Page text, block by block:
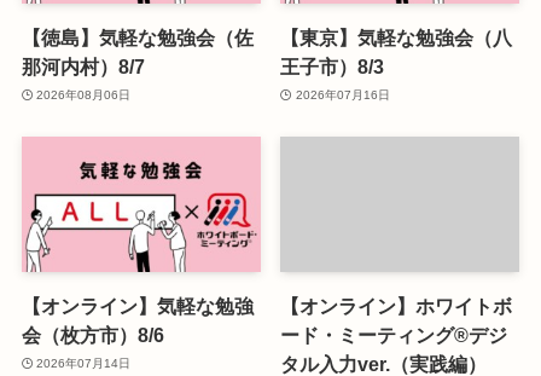
【徳島】気軽な勉強会（佐
那河内村）8/7
2026年08月06日
【東京】気軽な勉強会（八
王子市）8/3
2026年07月16日
【オンライン】気軽な勉強
会（枚方市）8/6
2026年07月14日
【オンライン】ホワイトボ
ード・ミーティング®デジ
タル入力ver.（実践編）